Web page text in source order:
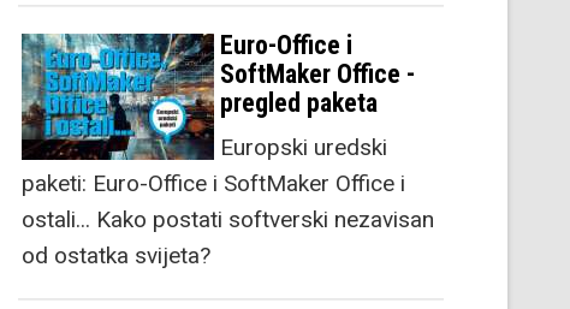
Euro-Office i
SoftMaker Office -
pregled paketa
Europski uredski
paketi: Euro-Office i SoftMaker Office i
ostali... Kako postati softverski nezavisan
od ostatka svijeta?